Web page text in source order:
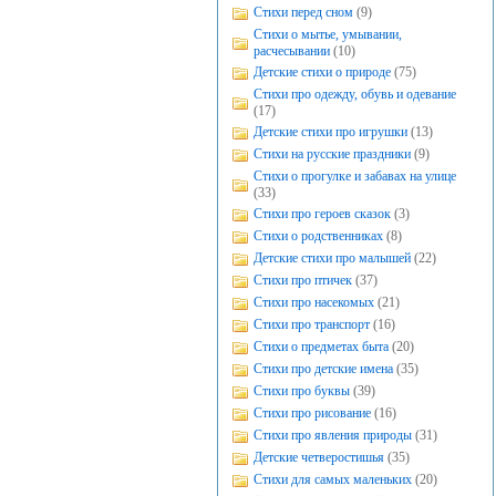
Стихи перед сном (9)
Стихи о мытье, умывании,
расчесывании (10)
Детские стихи о природе (75)
Стихи про одежду, обувь и одевание
(17)
Детские стихи про игрушки (13)
Стихи на русские праздники (9)
Стихи о прогулке и забавах на улице
(33)
Стихи про героев сказок (3)
Стихи о родственниках (8)
Детские стихи про малышей (22)
Стихи про птичек (37)
Стихи про насекомых (21)
Стихи про транспорт (16)
Стихи о предметах быта (20)
Стихи про детские имена (35)
Стихи про буквы (39)
Стихи про рисование (16)
Стихи про явления природы (31)
Детские четверостишья (35)
Стихи для самых маленьких (20)